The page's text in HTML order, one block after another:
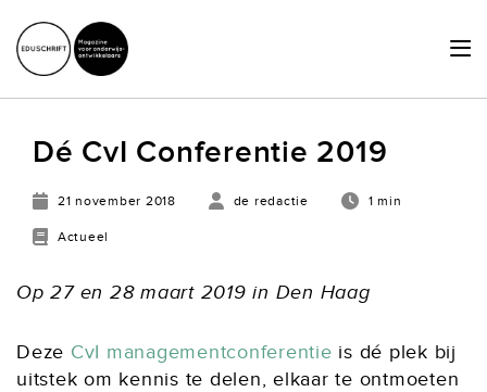
ACTUEEL
SCHRIJVERSHUB
OVER ONS
Dé CvI Conferentie 2019
21 november 2018 de redactie 1 min
Actueel
Op 27 en 28 maart 2019 in Den Haag
Deze CvI managementconferentie is dé plek bij
uitstek om kennis te delen, elkaar te ontmoeten